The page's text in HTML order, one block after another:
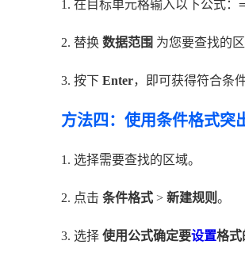
1. 在目标单元格输入以下公式：
2. 替换 数据范围 为您要查找的区
3. 按下 Enter，即可获得符合条
方法四：使用条件格式突
1. 选择需要查找的区域。
2. 点击 条件格式 > 新建规则。
3. 选择 使用公式确定要设置格式